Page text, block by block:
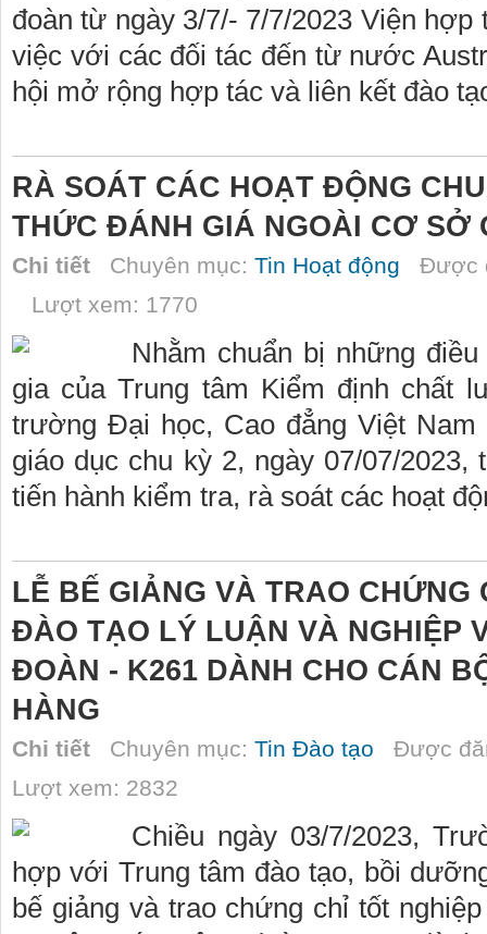
đoàn từ ngày 3/7/- 7/7/2023 Viện
việc với các đối tác đến từ nước
hội mở rộng hợp tác và liên kết đào
RÀ SOÁT CÁC HOẠT ĐỘNG
THỨC ĐÁNH GIÁ NGOÀI CƠ SỞ
Chi tiết Chuyên mục: Tin Hoạt động Được
Lượt xem: 1770
Nhằm chuẩn bị những
gia của Trung tâm Kiểm định chất
trường Đại học, Cao đẳng Việt
giáo dục chu kỳ 2, ngày 07/07/
tiến hành kiểm tra, rà soát các hoạt
LỄ BẾ GIẢNG VÀ TRAO CHỨNG
ĐÀO TẠO LÝ LUẬN VÀ NGHIỆP
ĐOÀN - K261 DÀNH CHO CÁN
HÀNG
Chi tiết Chuyên mục: Tin Đào tạo Được
Lượt xem: 2832
Chiều ngày 03/7/2023,
hợp với Trung tâm đào tạo, bồi
bế giảng và trao chứng chỉ tốt